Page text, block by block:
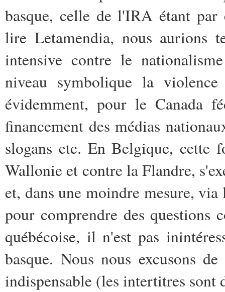
basque, celle de l'IRA étant par
lire Letamendia, nous aurions
intensive contre le
niveau symbolique la
évidemment, pour le Canada
financement des médias
slogans etc. En Belgique, cette
Wallonie et contre la Flandre,
et, dans une moindre mesure,
pour comprendre des questions
québécoise, il n'est pas
basque. Nous nous excusons
indispensable (les intertitres sont